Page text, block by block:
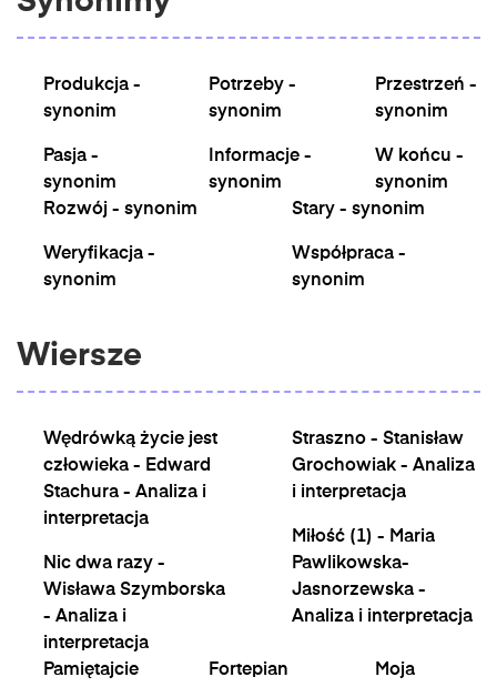
Produkcja -
synonim
Pasja -
synonim
Potrzeby -
synonim
Informacje -
synonim
Przestrzeń -
synonim
W końcu -
synonim
Rozwój - synonim
Weryfikacja -
synonim
Stary - synonim
Współpraca -
synonim
Wiersze
Wędrówką życie jest
człowieka - Edward
Stachura - Analiza i
interpretacja
Nic dwa razy -
Wisława Szymborska
- Analiza i
interpretacja
Straszno - Stanisław
Grochowiak - Analiza
i interpretacja
Miłość (1) - Maria
Pawlikowska-
Jasnorzewska -
Analiza i interpretacja
Pamiętajcie
Fortepian
Moja